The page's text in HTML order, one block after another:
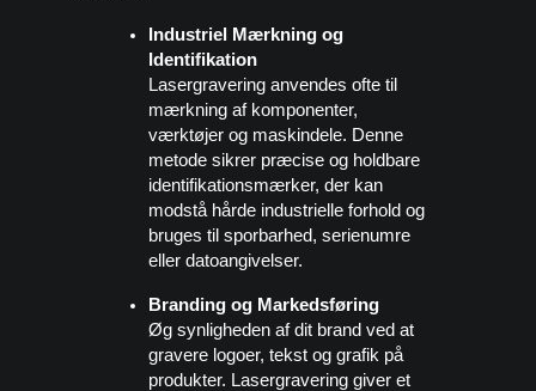
Industriel Mærkning og
Identifikation
Lasergravering anvendes ofte til
mærkning af komponenter,
værktøjer og maskindele. Denne
metode sikrer præcise og holdbare
identifikationsmærker, der kan
modstå hårde industrielle forhold og
bruges til sporbarhed, serienumre
eller datoangivelser.
Branding og Markedsføring
Øg synligheden af dit brand ved at
gravere logoer, tekst og grafik på
produkter. Lasergravering giver et